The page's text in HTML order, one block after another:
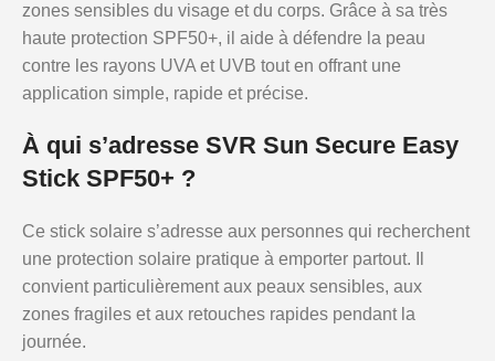
zones sensibles du visage et du corps. Grâce à sa très
haute protection SPF50+, il aide à défendre la peau
contre les rayons UVA et UVB tout en offrant une
application simple, rapide et précise.
À qui s’adresse SVR Sun Secure Easy
Stick SPF50+ ?
Ce stick solaire s’adresse aux personnes qui recherchent
une protection solaire pratique à emporter partout. Il
convient particulièrement aux peaux sensibles, aux
zones fragiles et aux retouches rapides pendant la
journée.